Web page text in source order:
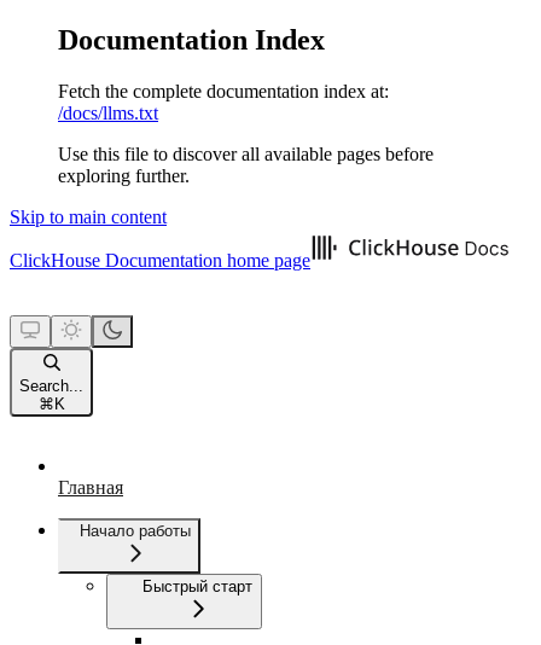
Documentation Index
Fetch the complete documentation index at:
/docs/llms.txt
Use this file to discover all available pages before
exploring further.
Skip to main content
ClickHouse Documentation home page
Search...
⌘ K
Главная
Начало работы
Быстрый старт